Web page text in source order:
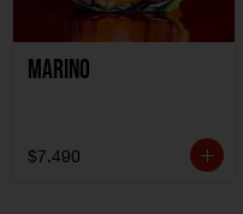
Marino
$7.490